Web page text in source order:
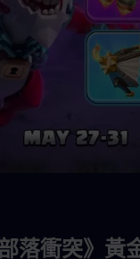
落衝突》黃